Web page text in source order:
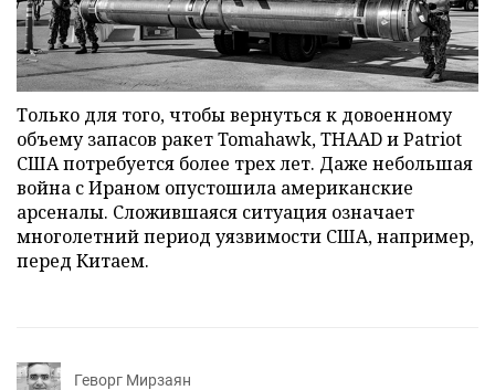
Только для того, чтобы вернуться к довоенному
объему запасов ракет Tomahawk, THAAD и Patriot
США потребуется более трех лет. Даже небольшая
война с Ираном опустошила американские
арсеналы. Сложившаяся ситуация означает
многолетний период уязвимости США, например,
перед Китаем.
Геворг Мирзаян